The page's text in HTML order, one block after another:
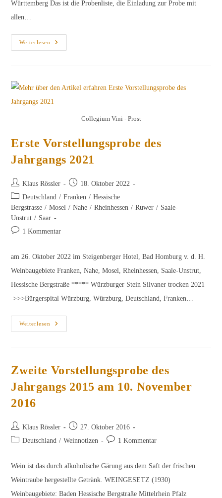
Württemberg Das ist die Probenliste, die Einladung zur Probe mit
allen…
Weiterlesen
Zweite
Vorstellungsprobe
Collegium Vini - Prost
Erste Vorstellungsprobe des
Jahrgangs 2021
Beitrags-
Autor:
Klaus Rössler
Beitrag
veröffentlicht:
18. Oktober 2022
Beitrags-
Kategorie:
Deutschland / Franken / Hessische
Bergstrasse / Mosel / Nahe / Rheinhessen / Ruwer / Saale-
Unstrut / Saar
Beitrags-1 Kommentar
am 26. Oktober 2022 im Steigenberger Hotel, Bad Homburg v. d. H.
Weinbaugebiete Franken, Nahe, Mosel, Rheinhessen, Saale-Unstrut,
Hessische Bergstraße ***** Würzburger Stein Silvaner trocken 2021
>>>Bürgerspital Würzburg, Würzburg, Deutschland, Franken…
Weiterlesen
Erste
Vorstellungsprobe
Zweite Vorstellungsprobe des
Jahrgangs 2015 am 10. November
2016
Beitrags-
Autor:
Klaus Rössler
Beitrag
veröffentlicht:
27. Oktober 2016
Beitrags-
Deutschland / Weinnotizen
Beitrags-1 Kommentar
Wein ist das durch alkoholische Gärung aus dem Saft der frischen
Weintraube hergestellte Getränk. WEINGESETZ (1930)
Weinbaugebiete: Baden Hessische Bergstraße Mittelrhein Pfalz